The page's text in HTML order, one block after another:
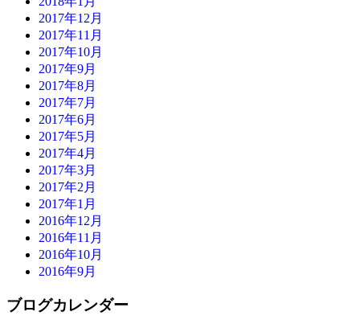
2017年12月
2017年11月
2017年10月
2017年9月
2017年8月
2017年7月
2017年6月
2017年5月
2017年4月
2017年3月
2017年2月
2017年1月
2016年12月
2016年11月
2016年10月
2016年9月
ブログカレンダー